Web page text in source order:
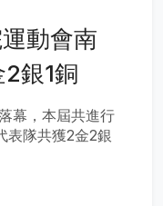
動會南
銀1銅
幕，本屆共進行
表隊共獲2金2銀